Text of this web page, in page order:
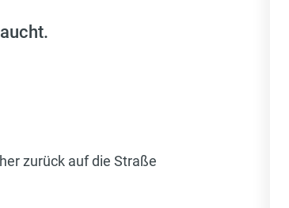
zurück auf die Straße